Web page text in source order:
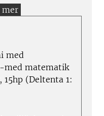
med
matematik
(Deltenta 1: